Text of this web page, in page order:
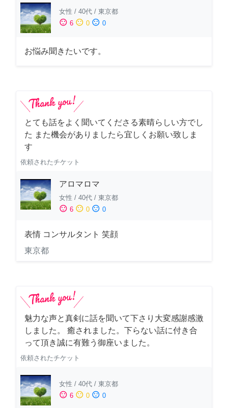
女性 / 40代 / 東京都
sentiment_satisfied 6 sentiment_neutral 0 sentiment_dissatisfied 0
お悩み聞きたいです。
とても話をよく聞いてくださる素晴らしい方でし
た また機会がありましたら宜しくお願い致しま
す
依頼されたチケット
アロマロマ
女性 / 40代 / 東京都
sentiment_satisfied 6 sentiment_neutral 0 sentiment_dissatisfied 0
表情 コンサルタント 笑顔
東京都
魅力な声と真剣に話を聞いて下さり大変感謝感激
しました。 癒されました。下らない話に付き合
って頂き誠に有難う御座いました。
依頼されたチケット
女性 / 40代 / 東京都
sentiment_satisfied 6 sentiment_neutral 0 sentiment_dissatisfied 0